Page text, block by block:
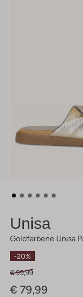
Unisa
Goldfarbene Unisa
-20%
€ 99,99
€ 79,99